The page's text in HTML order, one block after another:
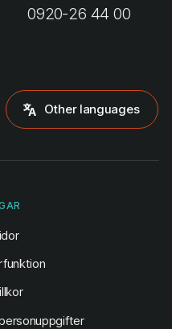
0920-26 44 00
Other languages
(öppnas i ny flik)